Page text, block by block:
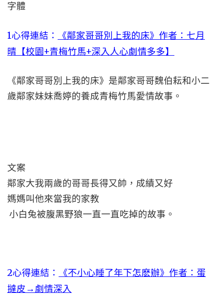
字體
1心得連結：
《鄰家哥哥別上我的床》作者：七月
晴【校園+青梅竹馬+深入人心劇情多多】
《鄰家哥哥別上我的床》是鄰家哥哥魏伯耘和小二
歲鄰家妹妹喬婷的養成青梅竹馬愛情故事。
文案
鄰家大我兩歲的哥哥長得又帥，成績又好
媽媽叫他來當我的家教
小白兔被腹黑野狼一直一直吃掉的故事。
2心得連結：
《不小心睡了年下怎麽辦》作者：蛋
撻皮→劇情深入